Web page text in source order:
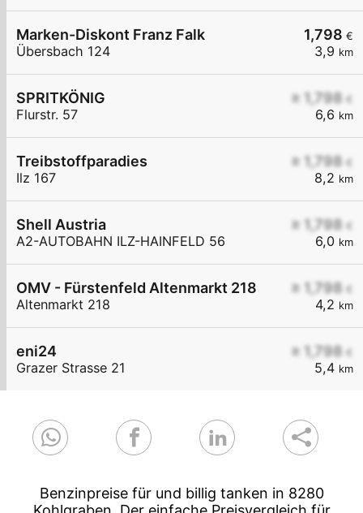
1,798 €
3,9 km
Marken-Diskont Franz Falk
Übersbach 124
≥ 1,798 €
6,6 km
SPRITKÖNIG
Flurstr. 57
≥ 1,798 €
8,2 km
Treibstoffparadies
Ilz 167
≥ 1,798 €
6,0 km
Shell Austria
A2-AUTOBAHN ILZ-HAINFELD 56
≥ 1,798 €
4,2 km
OMV - Fürstenfeld Altenmarkt 218
Altenmarkt 218
≥ 1,798 €
5,4 km
eni24
Grazer Strasse 21
Benzinpreise für und billig tanken in 8280